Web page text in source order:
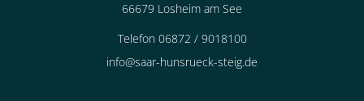
66679 Losheim am See
Telefon 06872 / 9018100
info@saar-hunsrueck-steig.de